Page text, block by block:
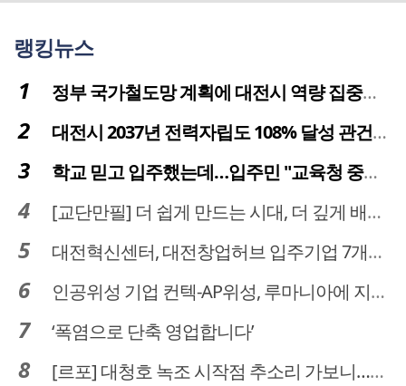
랭킹뉴스
정부 국가철도망 계획에 대전시 역량 집중해야
대전시 2037년 전력자립도 108% 달성 관건은 '주민 수용성'
학교 믿고 입주했는데…입주민 "교육청 중재 나서라"
[교단만필] 더 쉽게 만드는 시대, 더 깊게 배우는 교육
대전혁신센터, 대전창업허브 입주기업 7개사 모집
인공위성 기업 컨텍-AP위성, 루마니아에 지상국 시스템 전수
‘폭염으로 단축 영업합니다’
[르포] 대청호 녹조 시작점 추소리 가보니…걷어내도 짙은 초록빛